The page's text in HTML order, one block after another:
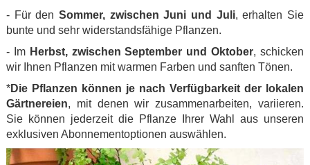
- Für den Sommer, zwischen Juni und Juli, erhalten Sie
bunte und sehr widerstandsfähige Pflanzen.
- Im Herbst, zwischen September und Oktober, schicken
wir Ihnen Pflanzen mit warmen Farben und sanften Tönen.
*Die Pflanzen können je nach Verfügbarkeit der lokalen
Gärtnereien, mit denen wir zusammenarbeiten, variieren.
Sie können jederzeit die Pflanze Ihrer Wahl aus unseren
exklusiven Abonnementoptionen auswählen.